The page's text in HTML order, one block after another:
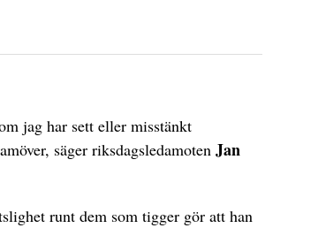
jag har sett eller misstänkt
säger riksdagsledamoten Jan
runt dem som tigger gör att han